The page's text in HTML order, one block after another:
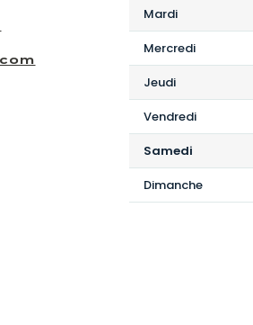
Mardi
Mercredi
Jeudi
Vendredi
Samedi
Dimanche